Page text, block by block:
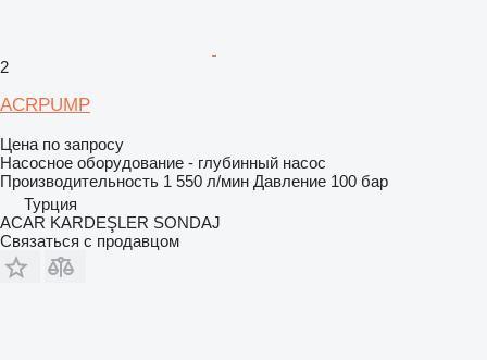
2
ACRPUMP
Цена по запросу
Насосное оборудование - глубинный насос
Производительность 1 550 л/мин Давление 100 бар
Турция
ACAR KARDEŞLER SONDAJ
Связаться с продавцом